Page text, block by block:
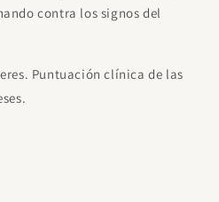
contra los signos del
Puntuación clínica de las